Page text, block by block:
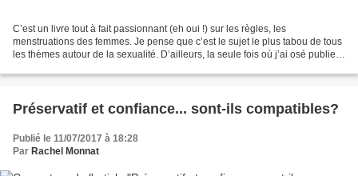
C’est un livre tout à fait passionnant (eh oui !) sur les règles, les
menstruations des femmes. Je pense que c’est le sujet le plus tabou de tous
les thèmes autour de la sexualité. D’ailleurs, la seule fois où j’ai osé publier,
Préservatif et confiance... sont-ils compatibles?
Publié le 11/07/2017 à 18:28
Par Rachel Monnat